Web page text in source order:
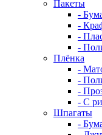
Пакеты
-
-
-
-
Плёнка
-
-
-
- С
Шпагаты
-